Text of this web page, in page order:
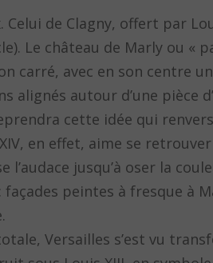
Celui de Clagny, offert par
Le château de Marly ou «
carré, avec en son centre
alignés autour d’une pièce
cette idée qui
en effet, aime se
l’audace jusqu’à oser la
façades peintes à fresque
Versailles s’est vu